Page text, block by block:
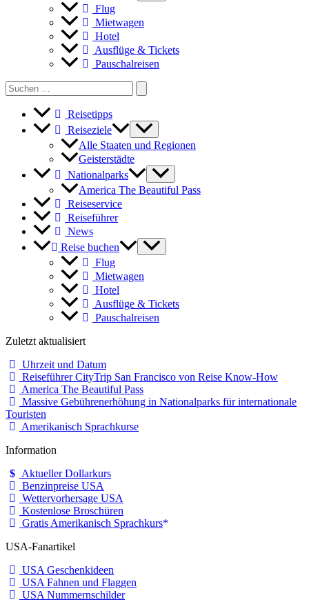
Flug
Mietwagen
Hotel
Ausflüge & Tickets
Pauschalreisen
Search
for:
Reisetipps
Reiseziele
Alle Staaten und Regionen
Geisterstädte
Nationalparks
America The Beautiful Pass
Reiseservice
Reiseführer
News
Reise buchen
Flug
Mietwagen
Hotel
Ausflüge & Tickets
Pauschalreisen
Zuletzt aktualisiert
Uhrzeit und Datum
Reiseführer CityTrip San Francisco von Reise Know-How
America The Beautiful Pass
Massive Gebührenerhöhung in Nationalparks für internationale
Touristen
Amerikanisch Sprachkurse
Information
Aktueller Dollarkurs
Benzinpreise USA
Wettervorhersage USA
Kostenlose Broschüren
Gratis Amerikanisch Sprachkurs
USA-Fanartikel
USA Geschenkideen
USA Fahnen und Flaggen
USA Nummernschilder